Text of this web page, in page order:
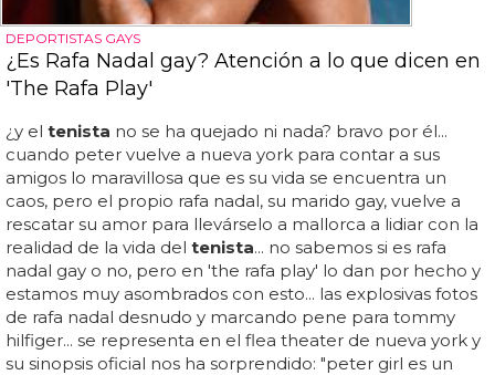
DEPORTISTAS GAYS
¿Es Rafa Nadal gay? Atención a lo que dicen en
'The Rafa Play'
¿y el tenista no se ha quejado ni nada? bravo por él...
cuando peter vuelve a nueva york para contar a sus
amigos lo maravillosa que es su vida se encuentra un
caos, pero el propio rafa nadal, su marido gay, vuelve a
rescatar su amor para llevárselo a mallorca a lidiar con la
realidad de la vida del tenista... no sabemos si es rafa
nadal gay o no, pero en 'the rafa play' lo dan por hecho y
estamos muy asombrados con esto... las explosivas fotos
de rafa nadal desnudo y marcando pene para tommy
hilfiger... se representa en el flea theater de nueva york y
su sinopsis oficial nos ha sorprendido: "peter girl es un